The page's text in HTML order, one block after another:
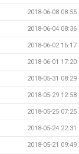
2018-06-08 08:55
2018-06-04 08:36
2018-06-02 16:17
2018-06-01 17:20
2018-05-31 08:29
2018-05-29 12:58
2018-05-25 07:25
2018-05-24 22:31
2018-05-21 09:49